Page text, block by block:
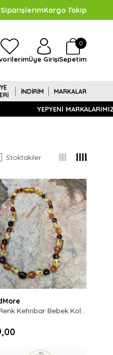
SiparişlerimKargo Takip
Üye GirişiSepetim
0
İNDİRİM MARKALAR
YEPYENİ
Stoktakiler
Karışık Renk Kehribar Bebek Kolyesi-Damla Kesim